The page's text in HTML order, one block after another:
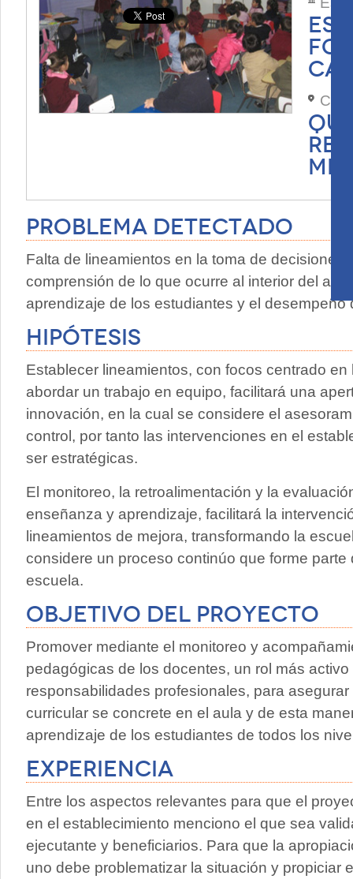
Problema Detectado
Falta de lineamientos en la toma de decisiones
comprensión de lo que ocurre al interior del
aprendizaje de los estudiantes y el desempeño
Hipótesis
Establecer lineamientos, con focos centrado
abordar un trabajo en equipo, facilitará una
innovación, en la cual se considere el
control, por tanto las intervenciones en el
ser estratégicas.
El monitoreo, la retroalimentación y la
enseñanza y aprendizaje, facilitará la
lineamientos de mejora, transformando la
considere un proceso continúo que forme
escuela.
Objetivo del proyecto
Promover mediante el monitoreo y
pedagógicas de los docentes, un rol más
responsabilidades profesionales, para
curricular se concrete en el aula y de esta
aprendizaje de los estudiantes de todos los
Experiencia
Entre los aspectos relevantes para que el
en el establecimiento menciono el que sea
ejecutante y beneficiarios. Para que la
uno debe problematizar la situación y propiciar